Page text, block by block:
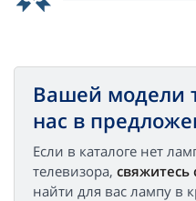
Вашей модели
нас в
Если в каталоге нет
телевизора, свяжитесь
найти для вас лампу в